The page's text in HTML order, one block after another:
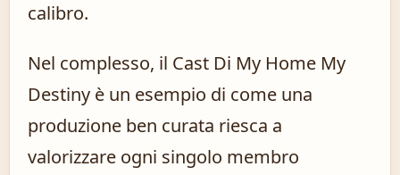
calibro.
Nel complesso, il Cast Di My Home My
Destiny è un esempio di come una
produzione ben curata riesca a
valorizzare ogni singolo membro